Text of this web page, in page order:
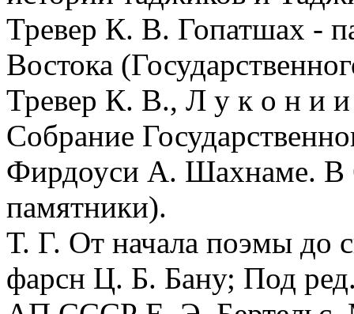
Тревер К. В. Гопатшах -
Востока
Тревер К. В., Л у к о н и и
Собрание
Фирдоуси А. Шахнаме. В
памятники).
Т. Г. От начала поэмы до
фарсн Ц. Б. Бану; Под